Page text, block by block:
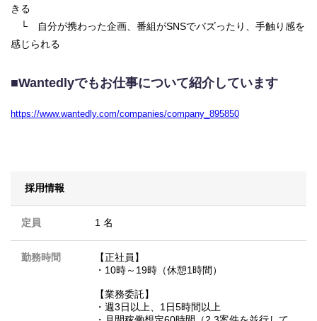
きる
└ 自分が携わった企画、番組がSNSでバズったり、手触り感を
感じられる
■Wantedlyでもお仕事について紹介しています
https://www.wantedly.com/companies/company_895850
採用情報
定員 1 名
勤務時間
【正社員】
・10時～19時（休憩1時間）
【業務委託】
・週3日以上、1日5時間以上